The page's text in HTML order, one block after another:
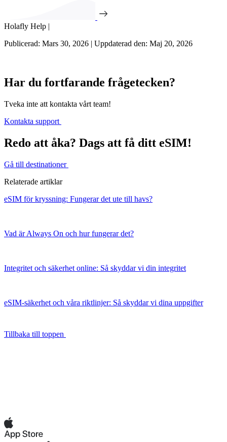
Holafly Help |
Publicerad: Mars 30, 2026 | Uppdaterad den: Maj 20, 2026
Har du fortfarande frågetecken?
Tveka inte att kontakta vårt team!
Kontakta support
Redo att åka? Dags att få ditt eSIM!
Gå till destinationer
Relaterade artiklar
eSIM för kryssning: Fungerar det ute till havs?
Vad är Always On och hur fungerar det?
Integritet och säkerhet online: Så skyddar vi din integritet
eSIM-säkerhet och våra riktlinjer: Så skyddar vi dina uppgifter
Tillbaka till toppen